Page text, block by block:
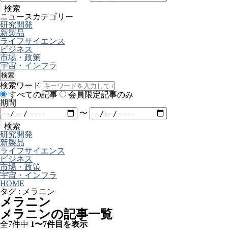
検索
ニュースカテゴリー
研究開発
新製品
ライフサイエンス
ビジネス
市場・政策
宇宙・インフラ
検索
検索ワード
すべての記事
会員限定記事のみ
期間
〜
検索
研究開発
新製品
ライフサイエンス
ビジネス
市場・政策
宇宙・インフラ
HOME
タグ : メラニン
メラニン
メラニンの記事一覧
全7件中 1〜7件目を表示